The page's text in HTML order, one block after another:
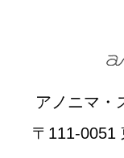
アノニマ・
〒111-0051